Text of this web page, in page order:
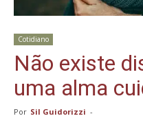
Cotidiano
Não existe
uma alma
Por Sil Guidorizzi -